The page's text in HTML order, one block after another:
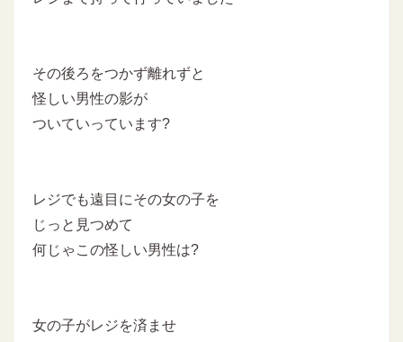
その後ろをつかず離れずと
怪しい男性の影が
ついていっています?
レジでも遠目にその女の子を
じっと見つめて
何じゃこの怪しい男性は?
女の子がレジを済ませ